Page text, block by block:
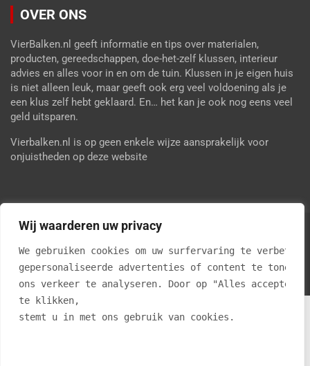
Wij waarderen uw privacy
We gebruiken cookies om uw surfervaring te
gepersonaliseerde advertenties of content te tonen
ons verkeer te analyseren. Door op "Alles
te klikken,
stemt u in met ons gebruik van cookies.
OVER ONS
VierBalken.nl geeft informatie en tips over materialen,
producten, gereedschappen, doe-het-zelf klussen, interieur
advies en alles voor in en om de tuin. Klussen in je eigen huis
is niet alleen leuk, maar geeft ook erg veel voldoening als je
een klus zelf hebt geklaard. En… het kan je ook nog eens veel
geld uitsparen.
Vierbalken.nl is op geen enkele wijze aansprakelijk voor
onjuistheden op deze website
Copyright © 2026 Vier Balken
Thema door: Theme Horse
Met trots aangedreven door:WordPress
C7CF05518FA52FED1F267F82F236A57F